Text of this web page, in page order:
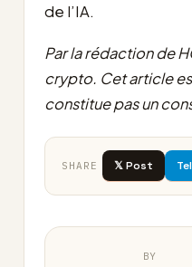
de l’IA.
Par la rédaction de
crypto. Cet article
constitue pas un
SHARE 𝕏 Post
BY